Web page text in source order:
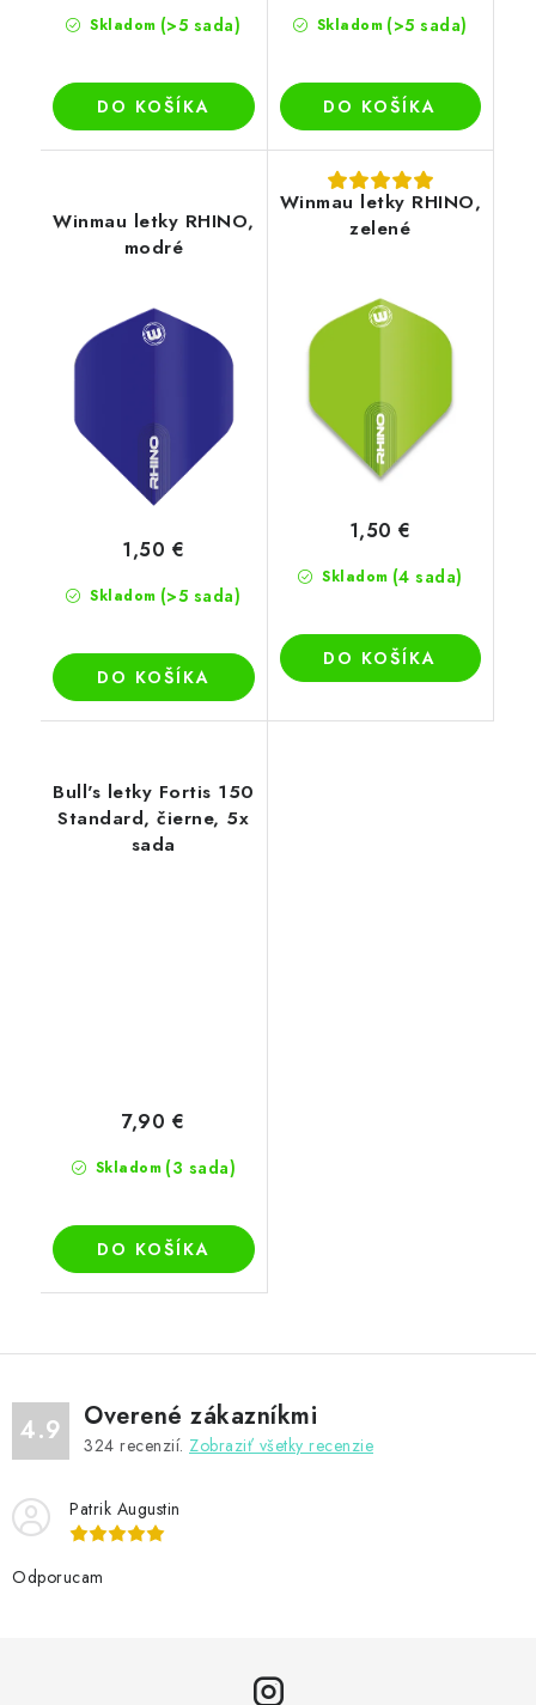
Skladom (>5 sada)
DO KOŠÍKA
Skladom (>5 sada)
DO KOŠÍKA
Winmau letky RHINO,
modré
Skladom (>5 sada)
1,50 €
DO KOŠÍKA
Winmau letky RHINO,
zelené
Skladom (4 sada)
1,50 €
DO KOŠÍKA
Bull's letky Fortis 150
Standard, čierne, 5x
sada
Skladom (3 sada)
7,90 €
DO KOŠÍKA
4.9 Overené zákazníkmi
324 recenzií. Zobraziť všetky recenzie
Patrik Augustin
Odporucam